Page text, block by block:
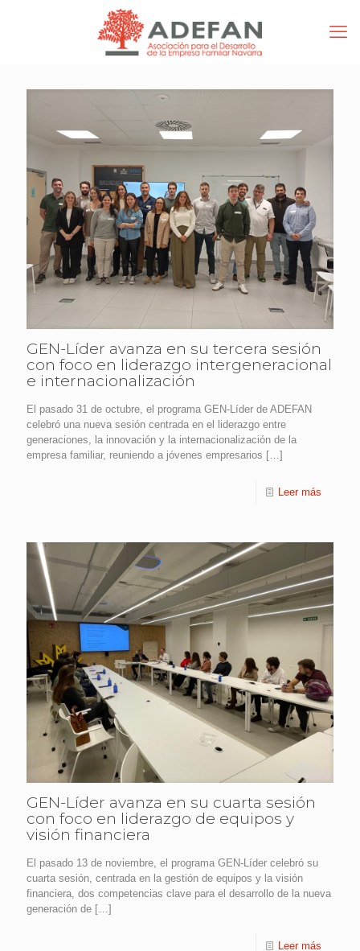
GEN-Líder avanza en su tercera sesión
con foco en liderazgo intergeneracional
e internacionalización
El pasado 31 de octubre, el programa GEN-Líder de ADEFAN
celebró una nueva sesión centrada en el liderazgo entre
generaciones, la innovación y la internacionalización de la
empresa familiar, reuniendo a jóvenes empresarios […]
Leer más
GEN-Líder avanza en su cuarta sesión
con foco en liderazgo de equipos y
visión financiera
El pasado 13 de noviembre, el programa GEN-Líder celebró su
cuarta sesión, centrada en la gestión de equipos y la visión
financiera, dos competencias clave para el desarrollo de la nueva
generación de […]
Leer más